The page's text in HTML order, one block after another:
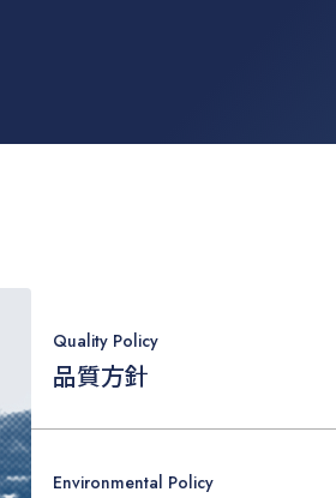
Quality Policy
品質方針
Environmental Policy